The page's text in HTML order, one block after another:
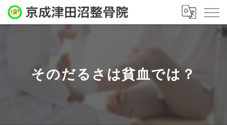
そのだるさは貧血では？